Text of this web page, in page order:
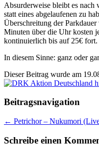
Absurderweise bleibt es nach
statt eines abgelaufenen zu
Überschreitung der
Minuten über die Uhr kosten
kontinuierlich bis auf 25€ fort.
In diesem Sinne: ganz oder
Dieser Beitrag wurde am
Beitragsnavigation
← Petrichor – Nukumori
Schreibe einen